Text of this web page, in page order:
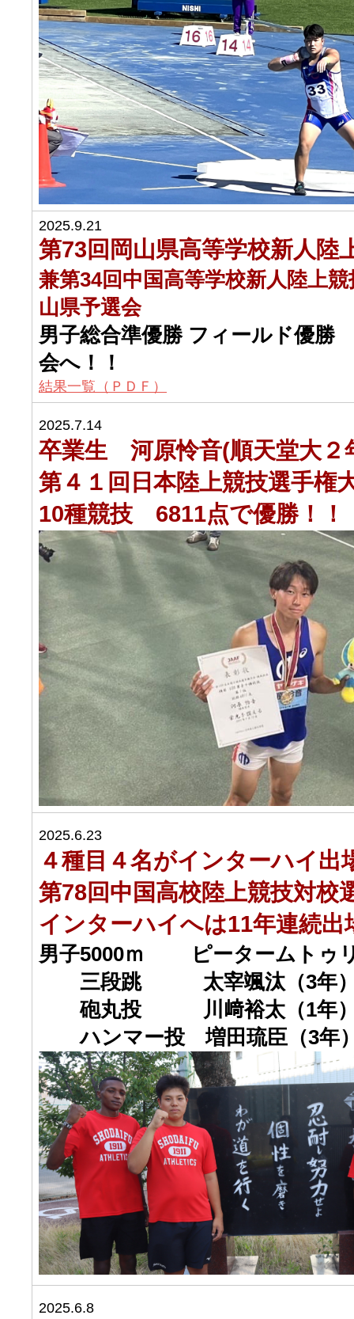
2025.9.21
第73回岡山県高等学校新人陸
兼第34回中国高等学校新人陸上
山県予選会
男子総合準優勝 フィールド優勝
会へ！！
結果一覧（ＰＤＦ）
2025.7.14
卒業生 河原怜音(順天堂大２
第４１回日本陸上競技選手権
10種競技 6811点で優勝！！
2025.6.23
４種目４名がインターハイ出
第78回中国高校陸上競技対校
インターハイへは11年連続出
男子5000ｍ ピータームトゥ
三段跳 太宰颯汰（3年
砲丸投 川﨑裕太（1年
ハンマー投 増田琉臣（3年
2025.6.8